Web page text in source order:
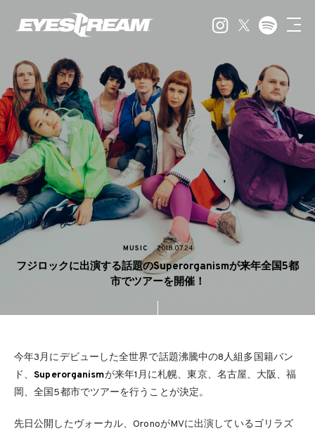
MUSIC 2018.07.24
フジロックに出演する話題のSuperorganismが来年全国5都
市でツアーを開催！
今年3月にデビューした全世界で話題沸騰中の8人組多国籍バン
ド、Superorganismが来年1月に札幌、東京、名古屋、大阪、福
岡、全国5都市でツアーを行うことが決定。
先日公開したヴォーカル、OronoがMVに出演しているゴリラズ